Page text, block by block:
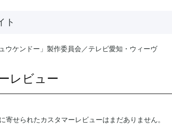
ト
ウケンドー」製作委員会／テレビ愛知・ウィーヴ
レビュー
寄せられたカスタマーレビューはまだありません。